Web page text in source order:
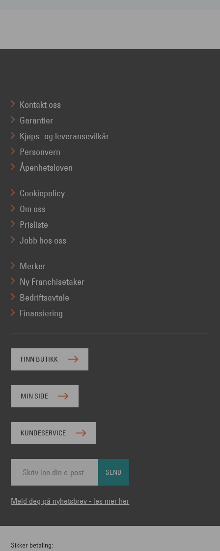
Kontakt oss
Garantier
Kjøps- og leveransevilkår
Personvern
Åpenhetsloven
Cookiepolicy
Om oss
Prisliste
Jobb hos oss
Merker
Ny Franchisetaker
Bedriftsavtale
Finansiering
FINN BUTIKK
MIN SIDE
KUNDESERVICE
SEND
Meld deg på nyhetsbrev - les mer her
Sikker betaling